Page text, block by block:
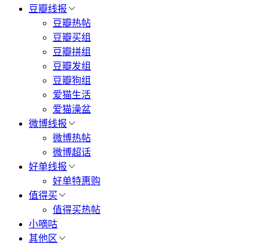
豆瓣线报
豆瓣热帖
豆瓣买组
豆瓣拼组
豆瓣发组
豆瓣狗组
爱猫生活
爱猫澡盆
微博线报
微博热帖
微博超话
好单线报
好单特惠购
值得买
值得买热帖
小嘀咕
其他区